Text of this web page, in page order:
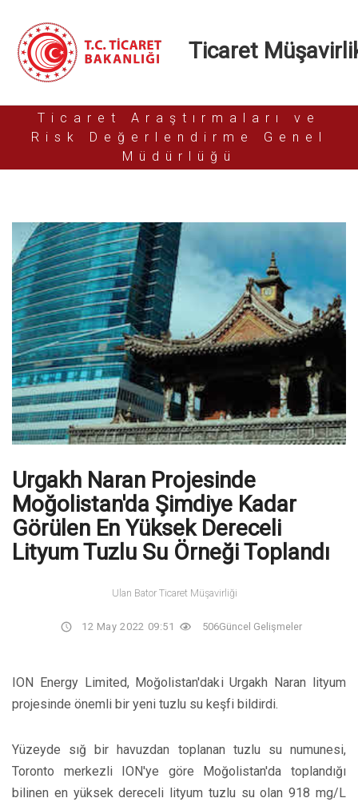
Ticaret
Ticaret Araştırmaları ve
Risk Değerlendirme Genel
Müdürlüğü
Urgakh Naran Projesinde
Moğolistan'da Şimdiye Kadar
Görülen En Yüksek Dereceli
Lityum Tuzlu Su Örneği Toplandı
Ulan Bator Ticaret Müşavirliği
12 May 2022 09:51 506Güncel Gelişmeler
ION Energy Limited, Moğolistan'daki Urgakh Naran lityum
projesinde önemli bir yeni tuzlu su keşfi bildirdi.
Yüzeyde sığ bir havuzdan toplanan tuzlu su numunesi,
Toronto merkezli ION'ye göre Moğolistan'da toplandığı
bilinen en yüksek dereceli lityum tuzlu su olan 918 mg/L